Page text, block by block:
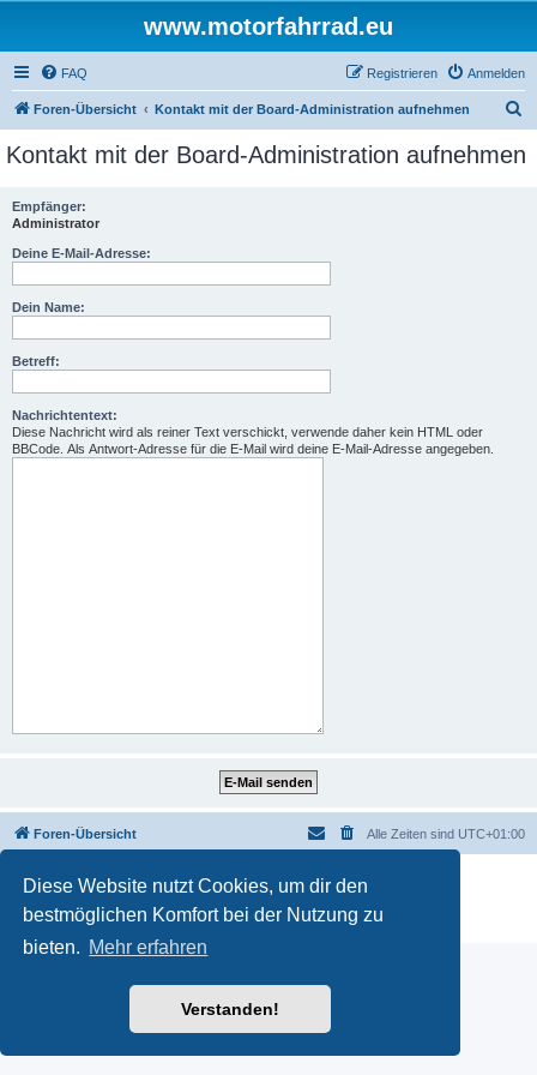
Diese Website nutzt Cookies, um dir den
bestmöglichen Komfort bei der Nutzung zu
bieten. Mehr erfahren
Verstanden!
www.motorfahrrad.eu
FAQ Anmelden
Registrieren
Foren-Übersicht Kontakt mit der Board-Administration aufnehmen
c
Kontakt mit der Board-Administration aufnehmen
Empfänger:
Administrator
Deine E-Mail-Adresse:
Dein Name:
Betreff:
Nachrichtentext:
Diese Nachricht wird als reiner Text verschickt, verwende daher kein HTML oder
BBCode. Als Antwort-Adresse für die E-Mail wird deine E-Mail-Adresse angegeben.
Foren-Übersicht Alle Zeiten sind UTC+01:00
Powered by phpBB
® Forum Software © phpBB Limited
Deutsche Übersetzung durch
Datenschutz|Nutzungsbedingungen